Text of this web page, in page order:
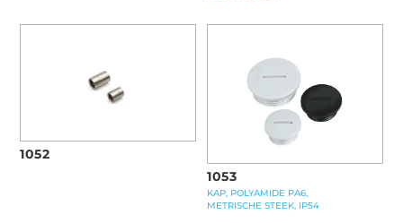
1052
1053
KAP, POLYAMIDE PA6,
METRISCHE STEEK, IP54